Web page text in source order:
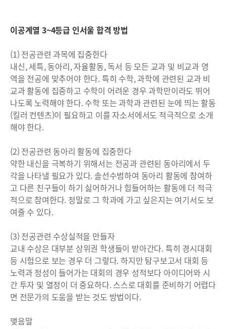
이공계열 3~4등급 인서울 합격 방법
(1) 전공관련 과목에 집중한다
내신, 세특, 동아리, 자율활동, 독서 등 모든 교과 및 비교과 영
역을 전공에 맞추어야 한다. 특히 수학, 과학에 관련된 교과 비
교과 활동에 집중하고 수학이 어려운 경우 과학만이라도 뛰어
나도록 노력해야 한다. 수학 또는 과학과 관련된 눈에 띄는 활동
(킬러 컨텐츠)이 필요하고 이를 자소서에서도 적극적으로 소개
해야 한다.
(2) 전공관련 동아리 활동에 집중한다
약한 내신을 극복하기 위해서는 전공과 관련된 동아리에서 두
각을 나타낼 필요가 있다. 솔선수범하여 동아리 활동에 참여하
고 다른 친구들이 하기 싫어하거나 힘들어하는 활동에 더 적극
적으로 참여한다. 정말로 그 학과에 가고 싶은지는 여기서도 보
여줄 수 있다.
(3) 전공관련 수상실적을 만들자
교내 수상은 대부분 상위권 학생들이 받아간다. 특히 경시대회
등 시험으로 보는 경우 더 그렇다. 하지만 탐구보고서 대회 등
노력과 정성이 들어가는 대회의 경우 성적보다 아이디어와 시
간 투자 및 열정이 더 중요하다. 스스로 대회를 준비하기 어렵다
면 전문가의 도움을 받는 것도 방법이다.
맺음말